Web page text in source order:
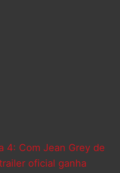
4: Com Jean Grey de
oficial ganha